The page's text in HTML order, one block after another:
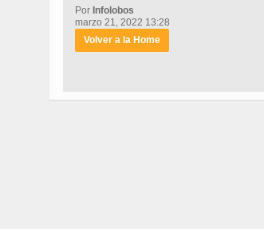
Por Infolobos
marzo 21, 2022 13:28
Volver a la Home